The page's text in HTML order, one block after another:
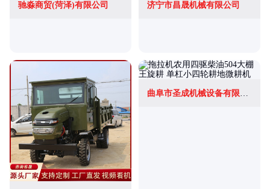
驰淼商贸(菏泽)有限公司 济宁市昌晟机械有限公司